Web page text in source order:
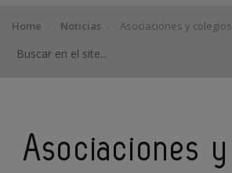
Home Noticias Asociaciones y colegios
Asociaciones y